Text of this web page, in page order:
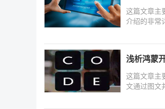
这篇文章主
介绍的非常
浅析鸿蒙
这篇文章主
文通过图文